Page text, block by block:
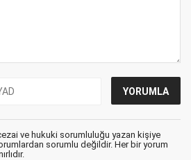
ve hukuki sorumluluğu yazan kişiye
sorumlu değildir. Her bir yorum